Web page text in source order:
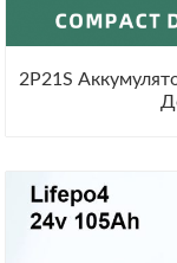
2P21S